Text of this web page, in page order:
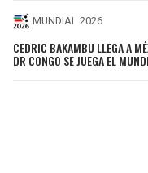
MUNDIAL 2026
CEDRIC BAKAMBU LLEGA A
DR CONGO SE JUEGA EL